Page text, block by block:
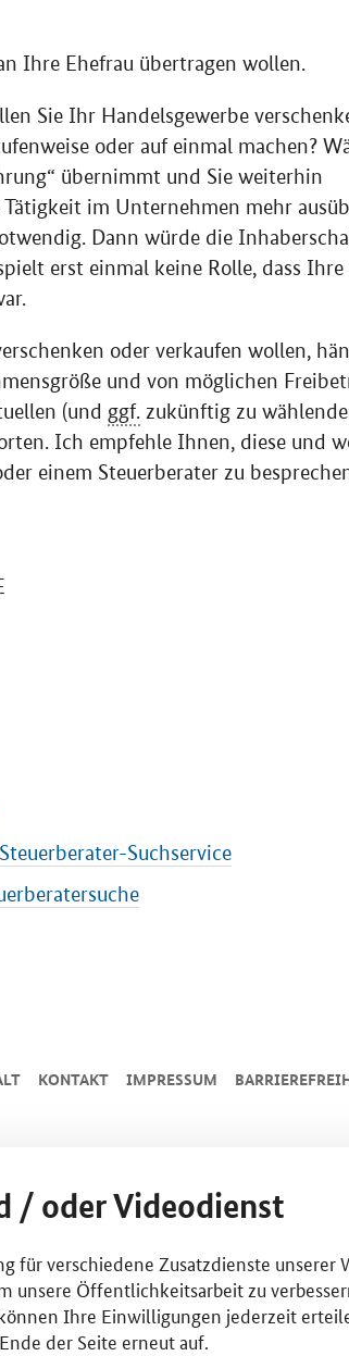
Ihre Ehefrau übertragen wollen.
Sie Ihr Handelsgewerbe
oder auf einmal machen?
übernimmt und Sie weiterhin
im Unternehmen mehr
Dann würde die
erst einmal keine Rolle, dass Ihre
oder verkaufen wollen,
und von möglichen
(und ggf. zukünftig zu
Ich empfehle Ihnen, diese und
einem Steuerberater zu
Suchservice
KONTAKT IMPRESSUM
/ oder Videodienst
für verschiedene Zusatzdienste
unsere Öffentlichkeitsarbeit zu
Ihre Einwilligungen jederzeit
der Seite erneut auf.